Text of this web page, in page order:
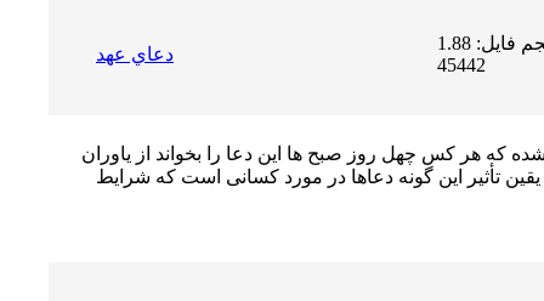
دعاي عهد
حجم فایل: 1.88 MB | دریافت ها:
45442
که هر کس چهل روز صبح ها این دعا را بخواند از یاوران
تأثیر این گونه دعاها در مورد کسانى است که شرایط